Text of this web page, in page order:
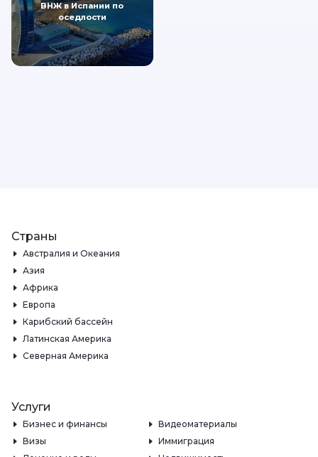
ВНЖ в Испании по
оседлости
Страны
Австралия и Океания
Азия
Африка
Европа
Карибский бассейн
Латинская Америка
Северная Америка
Услуги
Бизнес и финансы
Видеоматериалы
Визы
Иммиграция